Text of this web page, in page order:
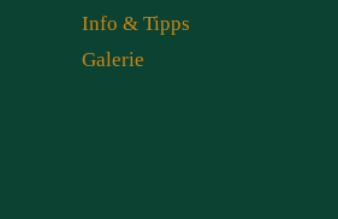
Info & Tipps
Galerie